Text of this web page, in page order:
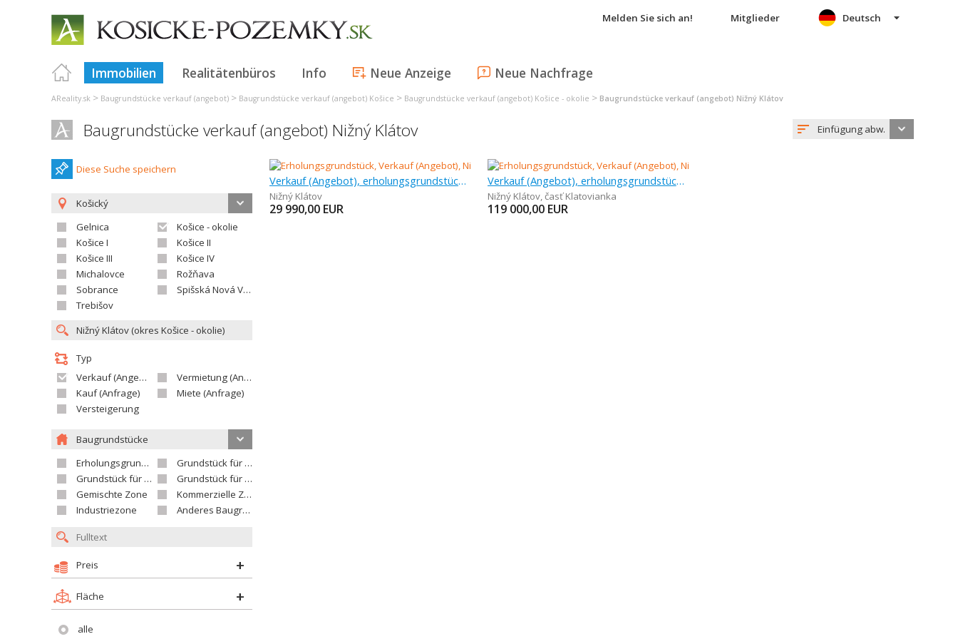
Melden Sie sich an! Mitglieder
Immobilien Realitätenbüros Info Neue Anzeige Neue Nachfrage
Deutsch
AReality.sk > Baugrundstücke verkauf (angebot) > Baugrundstücke verkauf (angebot) Košice > Baugrundstücke verkauf (angebot) Košice - okolie > Baugrundstücke verkauf (angebot) Nižný Klátov
Baugrundstücke verkauf (angebot) Nižný Klátov Einfügung abw.
Diese Suche speichern
Košický
Gelnica
Košice - okolie
Košice I
Košice II
Košice III
Košice IV
Michalovce
Rožňava
Sobrance
Spišská Nová Ves
Trebišov
Typ
Verkauf (Angebot)
Vermietung (Angebot)
Kauf (Anfrage)
Miete (Anfrage)
Versteigerung
Baugrundstücke
Erholungsgrundstück
Grundstück für Einfamilienhäuser
Grundstück für Wohnhäuser
Grundstück für Versorgungseinrichtungen
Gemischte Zone
Kommerzielle Zone
Industriezone
Anderes Baugrundstück
Preis
Fläche
alle
Verkauf (Angebot), erholungsgrundstück, 695 m
Nižný Klátov
29 990,00 EUR
Verkauf (Angebot), erholungsgrundstück, 1 188 m
Nižný Klátov,časť Klatovianka
119 000,00 EUR